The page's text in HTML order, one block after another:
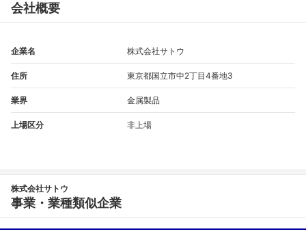
会社概要
企業名 株式会社サトウ
住所 東京都国立市中2丁目4番地3
業界 金属製品
上場区分 非上場
株式会社サトウ
事業・業種類似企業